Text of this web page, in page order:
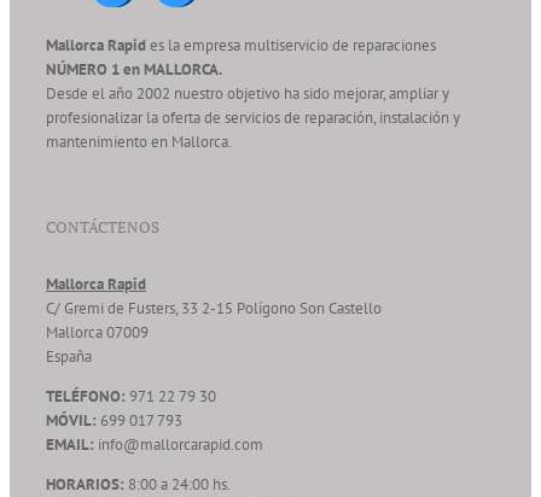
Mallorca Rapides la empresa multiservicio de reparaciones
NÚMERO 1 en MALLORCA.
Desde el año 2002 nuestro objetivo ha sido mejorar, ampliar y
profesionalizar la oferta de servicios de reparación, instalación y
mantenimiento en Mallorca.
CONTÁCTENOS
Mallorca Rapid
C/ Gremi de Fusters, 33 2-15 Polígono Son Castello
Mallorca07009
España
TELÉFONO: 971 22 79 30
MÓVIL: 699 017 793
EMAIL: info@mallorcarapid.com
HORARIOS: 8:00 a 24:00 hs.